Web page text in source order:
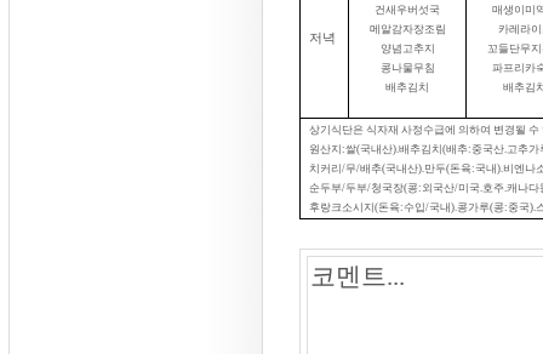
저녁
건새우버섯국
메알감자장조림
양념고추지
콩나물무침
배추김치
매생이미
카레라이
꼬들단무
파프리카
배추김
상기식단은 식자재 사정수급에 의하여 변경될 수
원산지:쌀(국내산).배추김치(배추:중국산.고추가
치커리/무/배추(국내산).만두(돈육:국내).비엔나
순두부/두부/청국장(콩: 외국산/미국.호주.캐나다
후랑크소시지(돈육:수입/국내).콩가루(콩:중국).